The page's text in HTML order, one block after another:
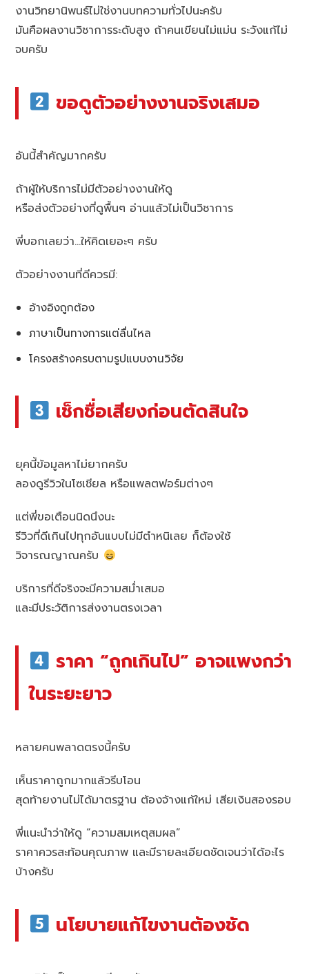
งานวิทยานิพนธ์ไม่ใช่งานบทความทั่วไปนะครับ
มันคือผลงานวิชาการระดับสูง ถ้าคนเขียนไม่แม่น ระวังแก้ไม่
จบครับ
ขอดูตัวอย่างงานจริงเสมอ
อันนี้สำคัญมากครับ
ถ้าผู้ให้บริการไม่มีตัวอย่างงานให้ดู
หรือส่งตัวอย่างที่ดูพื้นๆ อ่านแล้วไม่เป็นวิชาการ
พี่บอกเลยว่า…ให้คิดเยอะๆ ครับ
ตัวอย่างงานที่ดีควรมี:
อ้างอิงถูกต้อง
ภาษาเป็นทางการแต่ลื่นไหล
โครงสร้างครบตามรูปแบบงานวิจัย
เช็กชื่อเสียงก่อนตัดสินใจ
ยุคนี้ข้อมูลหาไม่ยากครับ
ลองดูรีวิวในโซเชียล หรือแพลตฟอร์มต่างๆ
แต่พี่ขอเตือนนิดนึงนะ
รีวิวที่ดีเกินไปทุกอันแบบไม่มีตำหนิเลย ก็ต้องใช้
วิจารณญาณครับ
บริการที่ดีจริงจะมีความสม่ำเสมอ
และมีประวัติการส่งงานตรงเวลา
ราคา “ถูกเกินไป” อาจแพงกว่า
ในระยะยาว
หลายคนพลาดตรงนี้ครับ
เห็นราคาถูกมากแล้วรีบโอน
สุดท้ายงานไม่ได้มาตรฐาน ต้องจ้างแก้ใหม่ เสียเงินสองรอบ
พี่แนะนำว่าให้ดู “ความสมเหตุสมผล”
ราคาควรสะท้อนคุณภาพ และมีรายละเอียดชัดเจนว่าได้อะไร
บ้างครับ
นโยบายแก้ไขงานต้องชัด